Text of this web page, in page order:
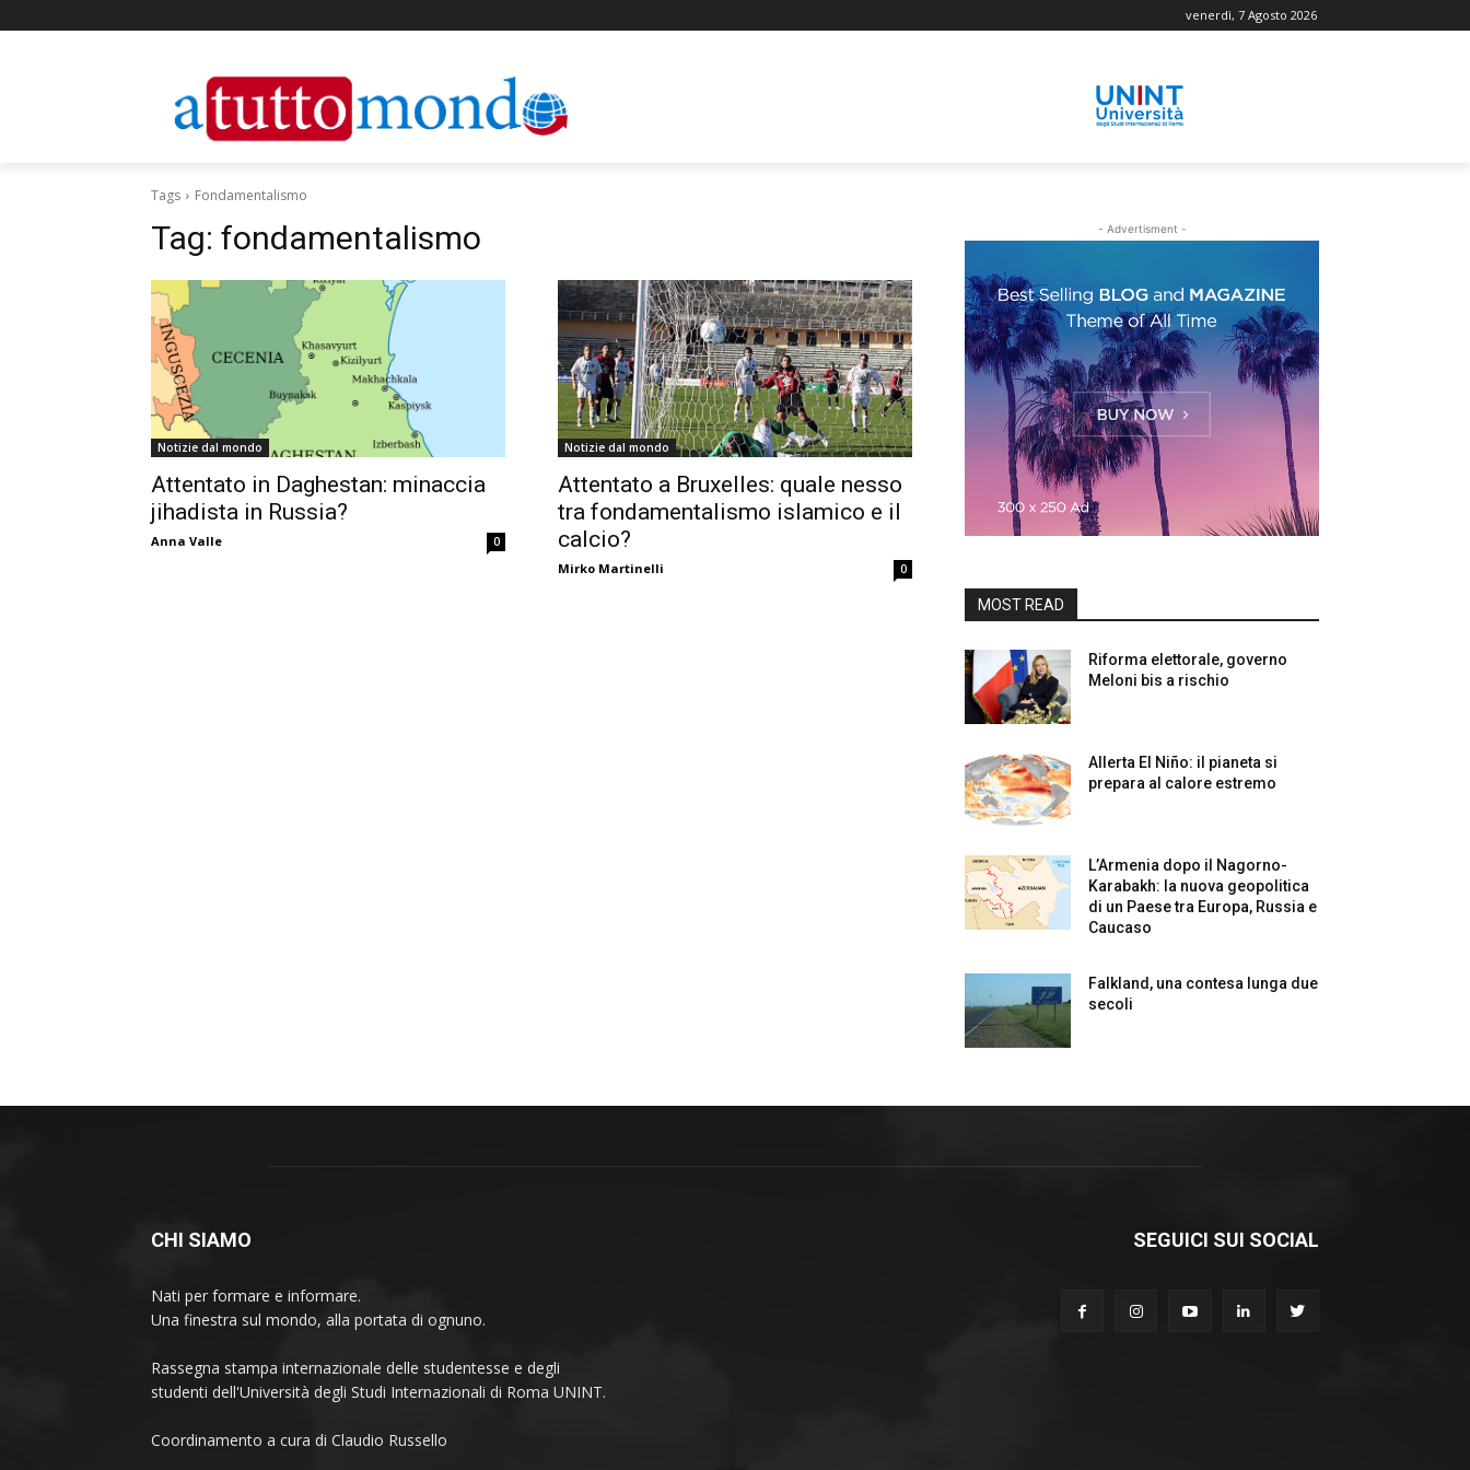
venerdì, 7 Agosto 2026
Tags Fondamentalismo
Tag: fondamentalismo
Notizie dal mondo
Attentato in Daghestan: minaccia
jihadista in Russia?
Anna Valle 0
Notizie dal mondo
Attentato a Bruxelles: quale nesso
tra fondamentalismo islamico e il
calcio?
Mirko Martinelli 0
- Advertisment -
MOST READ
Riforma elettorale, governo
Meloni bis a rischio
Allerta El Niño: il pianeta si
prepara al calore estremo
L’Armenia dopo il Nagorno-
Karabakh: la nuova geopolitica
di un Paese tra Europa, Russia e
Caucaso
Falkland, una contesa lunga due
secoli
CHI SIAMO
Nati per formare e informare.
Una finestra sul mondo, alla portata di ognuno.
Rassegna stampa internazionale delle studentesse e degli
studenti dell'Università degli Studi Internazionali di Roma UNINT.
Coordinamento a cura di Claudio Russello
SEGUICI SUI SOCIAL